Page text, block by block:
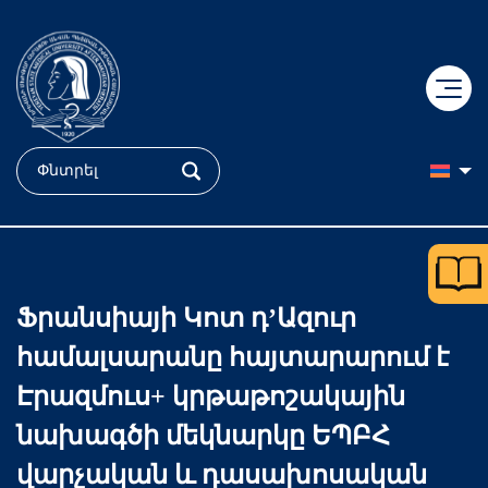
+
ԿՐԹՈւԹՅՈւՆ
Ֆակուլտետներ
Ուսանող
Քոլեջ
+
Դոկտորական կրթություն
ՔՈԲՐԵՅՆ կենտրոն
Կլինիկական հետազոտություններ
ԲԺՇԿՈւԹՅՈւՆ
«Հերացի» համալսարանական հիվանդանոց
«Մուրացան» համալսարանական հիվանդանոց
ՄԵՐ ՄԱՍԻՆ
Պատմություն
ԵՊԲՀ
Ֆրանսիայի Կոտ դ’Ազուր
համալսարանը հայտարարում է
Էրազմուս+ կրթաթոշակային
նախագծի մեկնարկը ԵՊԲՀ
վարչական և դասախոսական